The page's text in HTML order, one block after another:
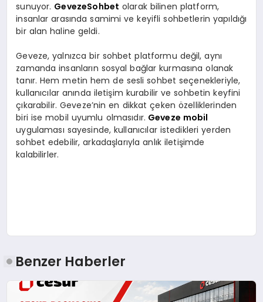
sunuyor. GevezeSohbet olarak bilinen platform,
insanlar arasında samimi ve keyifli sohbetlerin yapıldığı
bir alan haline geldi.
Geveze, yalnızca bir sohbet platformu değil, aynı
zamanda insanların sosyal bağlar kurmasına olanak
tanır. Hem metin hem de sesli sohbet seçenekleriyle,
kullanıcılar anında iletişim kurabilir ve sohbetin keyfini
çıkarabilir. Geveze’nin en dikkat çeken özelliklerinden
biri ise mobil uyumlu olmasıdır. Geveze mobil
uygulaması sayesinde, kullanıcılar istedikleri yerden
sohbet edebilir, arkadaşlarıyla anlık iletişimde
kalabilirler.
Benzer Haberler